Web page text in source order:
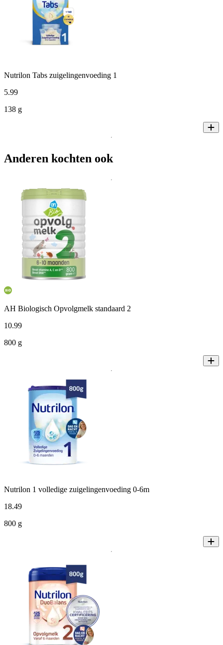
Nutrilon Tabs zuigelingenvoeding 1
5.99
138 g
Anderen kochten ook
AH Biologisch Opvolgmelk standaard 2
10.99
800 g
Nutrilon 1 volledige zuigelingenvoeding 0-6m
18.49
800 g